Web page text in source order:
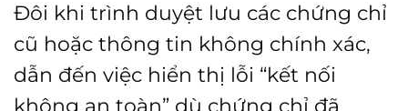
Đôi khi trình duyệt lưu các chứng chỉ
cũ hoặc thông tin không chính xác,
dẫn đến việc hiển thị lỗi “kết nối
không an toàn” dù chứng chỉ đã